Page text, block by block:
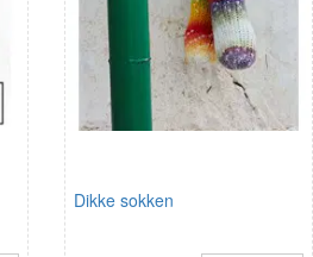
Dikke sokken